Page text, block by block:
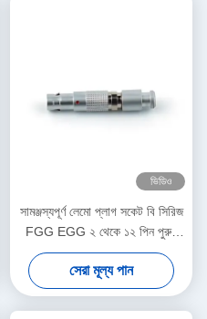
ভিডিও
সামঞ্জস্যপূর্ণ লেমো প্লাগ সকেট বি সিরিজ
FGG EGG ২ থেকে ১২ পিন পুরুষ
মহিলা সংযোগকারী সোলার পাওয়ার
সিস্টেমের জন্য
সেরা মূল্য পান